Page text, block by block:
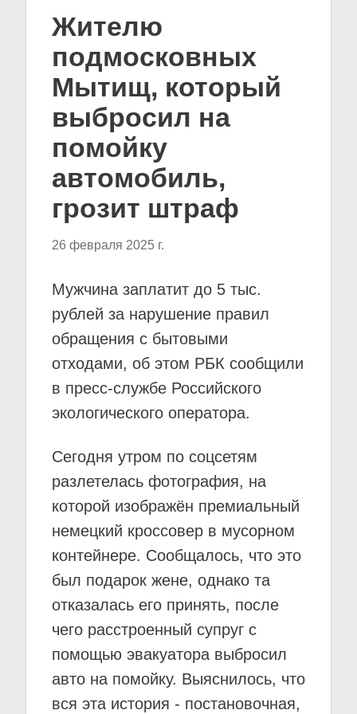
Жителю
подмосковных
Мытищ, который
выбросил на
помойку
автомобиль,
грозит штраф
26 февраля 2025 г.
Мужчина заплатит до 5 тыс.
рублей за нарушение правил
обращения с бытовыми
отходами, об этом РБК сообщили
в пресс-службе Российского
экологического оператора.
Сегодня утром по соцсетям
разлетелась фотография, на
которой изображён премиальный
немецкий кроссовер в мусорном
контейнере. Сообщалось, что это
был подарок жене, однако та
отказалась его принять, после
чего расстроенный супруг с
помощью эвакуатора выбросил
авто на помойку. Выяснилось, что
вся эта история - постановочная,